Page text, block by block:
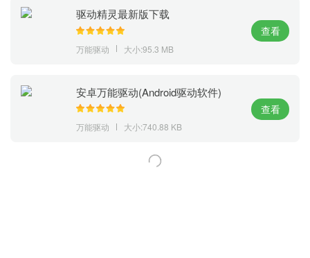
驱动精灵最新版下载
万能驱动 大小:95.3 MB
查看
安卓万能驱动(Android驱动软件)
V1.0
万能驱动 大小:740.88 KB
查看